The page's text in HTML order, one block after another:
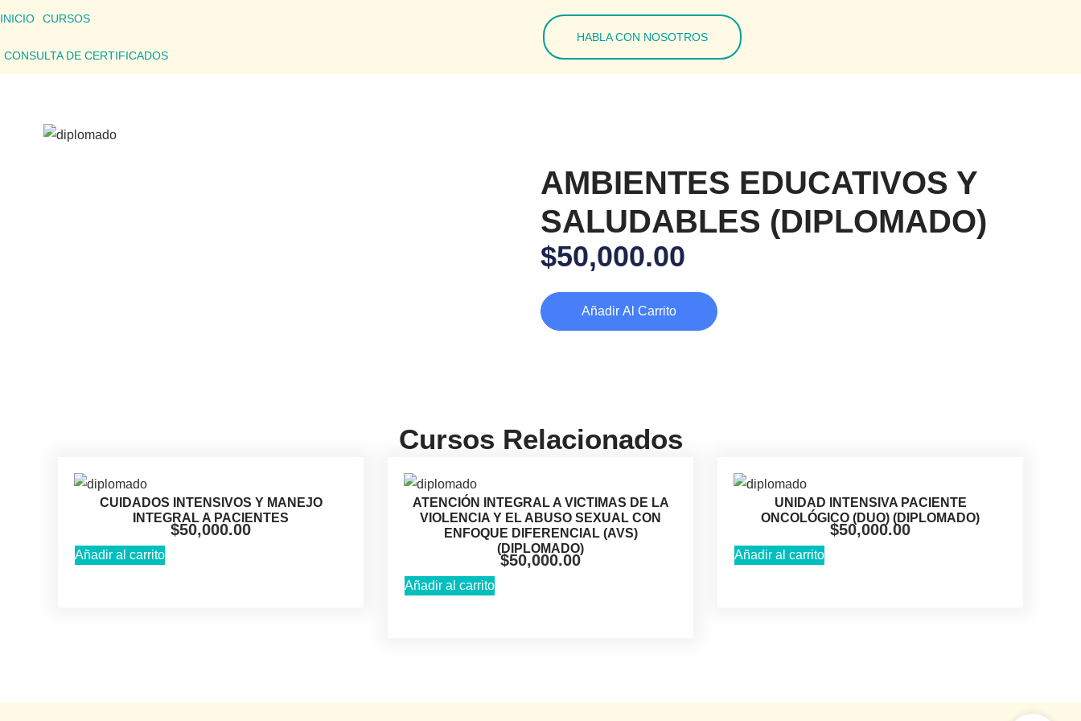
INICIO CURSOS
CONSULTA DE CERTIFICADOS
HABLA CON NOSOTROS
AMBIENTES EDUCATIVOS Y
SALUDABLES (DIPLOMADO)
$50,000.00
Añadir Al Carrito
Cursos Relacionados
CUIDADOS INTENSIVOS Y MANEJO
INTEGRAL A PACIENTES
$50,000.00
Añadir al carrito
ATENCIÓN INTEGRAL A VICTIMAS DE LA
VIOLENCIA Y EL ABUSO SEXUAL CON
ENFOQUE DIFERENCIAL (AVS)
(DIPLOMADO)
$50,000.00
Añadir al carrito
UNIDAD INTENSIVA PACIENTE
ONCOLÓGICO (DUO) (DIPLOMADO)
$50,000.00
Añadir al carrito